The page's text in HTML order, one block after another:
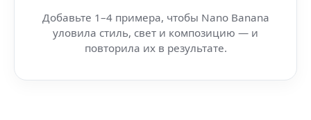
Добавьте 1–4 примера, чтобы Nano Banana
уловила стиль, свет и композицию — и
повторила их в результате.